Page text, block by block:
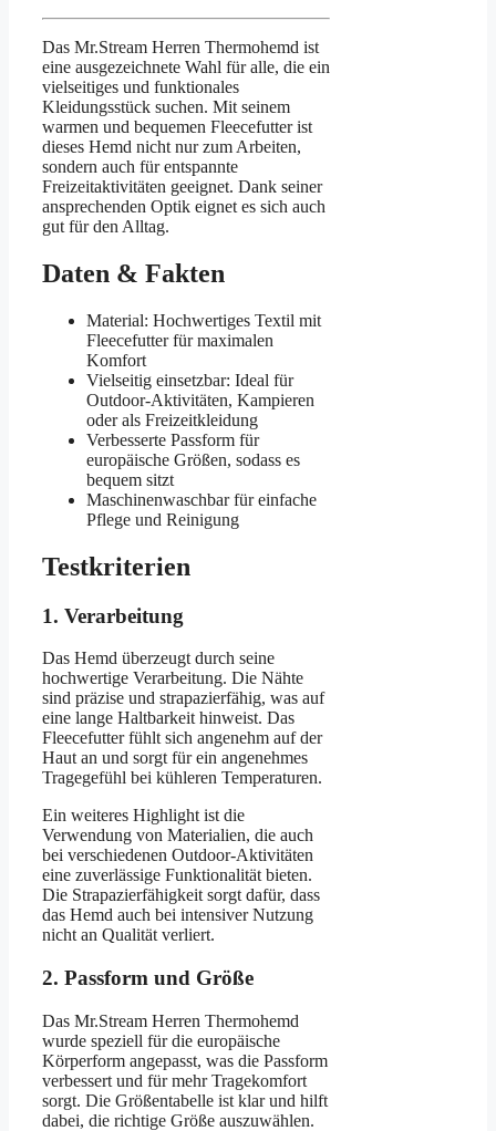
Das Mr.Stream Herren Thermohemd ist
eine ausgezeichnete Wahl für alle, die ein
vielseitiges und funktionales
Kleidungsstück suchen. Mit seinem
warmen und bequemen Fleecefutter ist
dieses Hemd nicht nur zum Arbeiten,
sondern auch für entspannte
Freizeitaktivitäten geeignet. Dank seiner
ansprechenden Optik eignet es sich auch
gut für den Alltag.
Daten & Fakten
Material: Hochwertiges Textil mit
Fleecefutter für maximalen
Komfort
Vielseitig einsetzbar: Ideal für
Outdoor-Aktivitäten, Kampieren
oder als Freizeitkleidung
Verbesserte Passform für
europäische Größen, sodass es
bequem sitzt
Maschinenwaschbar für einfache
Pflege und Reinigung
Testkriterien
1. Verarbeitung
Das Hemd überzeugt durch seine
hochwertige Verarbeitung. Die Nähte
sind präzise und strapazierfähig, was auf
eine lange Haltbarkeit hinweist. Das
Fleecefutter fühlt sich angenehm auf der
Haut an und sorgt für ein angenehmes
Tragegefühl bei kühleren Temperaturen.
Ein weiteres Highlight ist die
Verwendung von Materialien, die auch
bei verschiedenen Outdoor-Aktivitäten
eine zuverlässige Funktionalität bieten.
Die Strapazierfähigkeit sorgt dafür, dass
das Hemd auch bei intensiver Nutzung
nicht an Qualität verliert.
2. Passform und Größe
Das Mr.Stream Herren Thermohemd
wurde speziell für die europäische
Körperform angepasst, was die Passform
verbessert und für mehr Tragekomfort
sorgt. Die Größentabelle ist klar und hilft
dabei, die richtige Größe auszuwählen.